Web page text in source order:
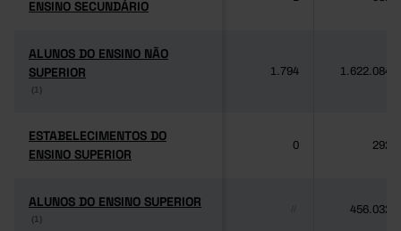
ENSINO SECUNDÁRIO
ENSINO SECUNDÁRIO
ALUNOS DO ENSINO NÃO
SUPERIOR
(1)
ALUNOS DO ENSINO NÃO
SUPERIOR
(1)
1.794 1.622.084
ESTABELECIMENTOS DO
ENSINO SUPERIOR
ESTABELECIMENTOS DO
ENSINO SUPERIOR
0 292
ALUNOS DO ENSINO SUPERIOR
(1)
ALUNOS DO ENSINO SUPERIOR
(1)
456.032